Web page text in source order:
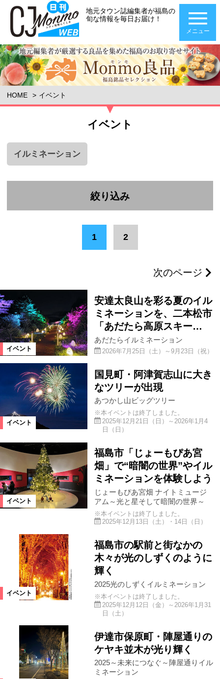
地元タウン誌編集者が福島の
旬な情報を毎日お届け！
メニュー
HOME イベント
イベント
イルミネーション
絞り込み
会津エリア
県南エリア 富岡町
浜通りエリア 広野町 喜多方市
郡山市 福島市 県北エリア
いわき市 二本松市 伊達市
飯舘村 浪江町 葛尾村
川内村 福島県 宮城県
大玉村 白河市 金山町
新地町 檜枝岐村 三春町
楢葉町
北塩原村 須賀川市 会津若松市
1 2
次のページ
イベント
安達太良山を彩る夏のイル
ミネーションを、二本松市
「あだたら高原スキー…
あだたらイルミネーション
2026年7月25日（土）～9月23日（祝）
イベント
国見町・阿津賀志山に大き
なツリーが出現
あつかし山ビッグツリー
※本イベントは終了しました。
2025年12月21日（日）～2026年1月4
日（日）
イベント
福島市「じょーもぴあ宮
畑」で“暗闇の世界”やイル
ミネーションを体験しよう
じょーもぴあ宮畑 ナイトミュージ
アム～光と星そして暗闇の世界～
※本イベントは終了しました。
2025年12月13日（土）・14日（日）
イベント
福島市の駅前と街なかの
木々が光のしずくのように
輝く
2025光のしずくイルミネーション
※本イベントは終了しました。
2025年12月12日（金）～2026年1月31
日（土）
伊達市保原町・陣屋通りの
ケヤキ並木が光り輝く
2025～未来につなぐ～陣屋通りイル
ミネーション